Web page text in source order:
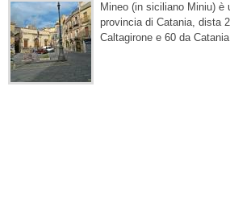
Mineo (in siciliano Miniu) è
provincia di Catania, dista
Caltagirone e 60 da